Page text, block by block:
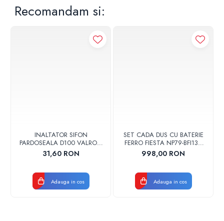
Recomandam si:
INALTATOR SIFON
PARDOSEALA D100 VALROM
17001900004
31,60 RON
Adauga in cos
SET CADA DUS CU BATERIE
FERRO FIESTA NP79-BFI13U
CROM
998,00 RON
Adauga in cos